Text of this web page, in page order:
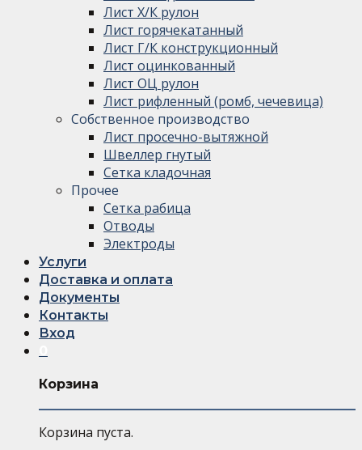
Лист Х/К рулон
Лист горячекатанный
Лист Г/К конструкционный
Лист оцинкованный
Лист ОЦ рулон
Лист рифленный (ромб, чечевица)
Собственное производство
Лист просечно-вытяжной
Швеллер гнутый
Сетка кладочная
Прочее
Сетка рабица
Отводы
Электроды
Услуги
Доставка и оплата
Документы
Контакты
Вход
Корзина
Корзина пуста.